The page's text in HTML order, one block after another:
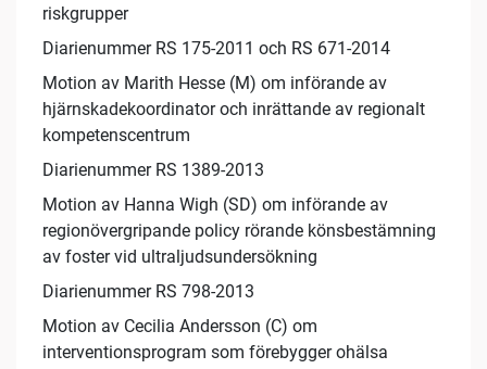
riskgrupper
Diarienummer RS 175-2011 och RS 671-2014
Motion av Marith Hesse (M) om införande av
hjärnskadekoordinator och inrättande av regionalt
kompetenscentrum
Diarienummer RS 1389-2013
Motion av Hanna Wigh (SD) om införande av
regionövergripande policy rörande könsbestämning
av foster vid ultraljudsundersökning
Diarienummer RS 798-2013
Motion av Cecilia Andersson (C) om
interventionsprogram som förebygger ohälsa